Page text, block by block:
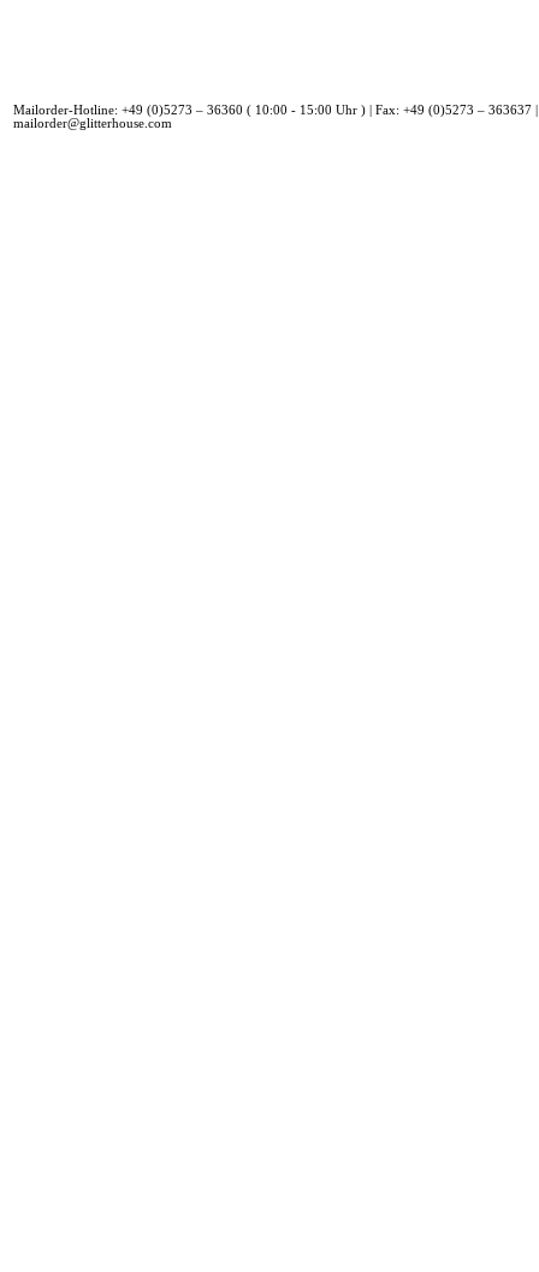
Mailorder-Hotline: +49 (0)5273 – 36360 ( 10:00 - 15:00 Uhr ) | Fax: +49 (0)5273 – 363637
mailorder@glitterhouse.com